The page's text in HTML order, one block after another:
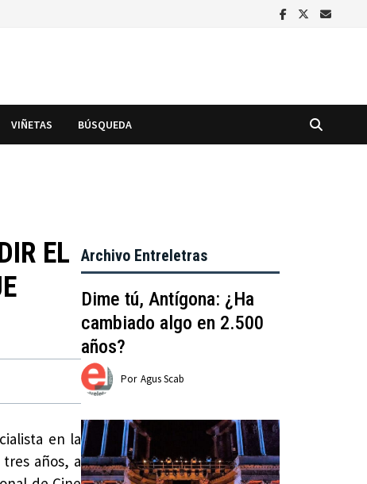
VIÑETAS BÚSQUEDA
EL
en la
años, a
Archivo Entreletras
Dime tú, Antígona: ¿Ha
cambiado algo en 2.500
años?
Por Agus Scab